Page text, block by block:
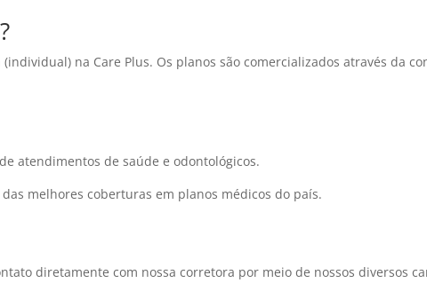
na Care Plus. Os planos são comercializados através da
atendimentos de saúde e odontológicos.
melhores coberturas em planos médicos do país.
diretamente com nossa corretora por meio de nossos diversos